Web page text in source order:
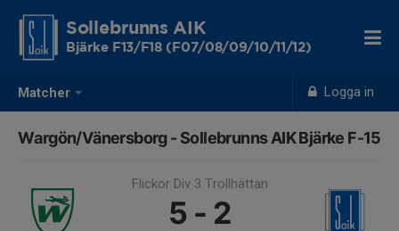
Matcher Logga in
Sollebrunns AIK
Bjärke F13/F18 (F07/08/09/10/11/12)
Wargön/Vänersborg - Sollebrunns AIK Bjärke F-15
Flickor Div 3 Trollhättan
5 - 2